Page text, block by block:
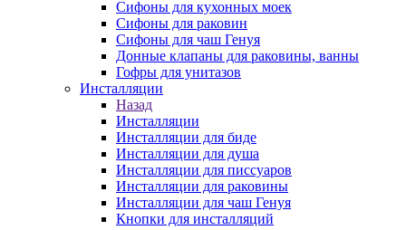
Сифоны для кухонных моек
Сифоны для раковин
Сифоны для чаш Генуя
Донные клапаны для раковины, ванны
Гофры для унитазов
Инсталляции
Назад
Инсталляции
Инсталляции для биде
Инсталляции для душа
Инсталляции для писсуаров
Инсталляции для раковины
Инсталляции для чаш Генуя
Кнопки для инсталляций